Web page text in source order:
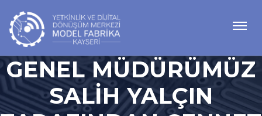
GENEL MÜDÜRÜMÜZ
SALIH YALÇIN